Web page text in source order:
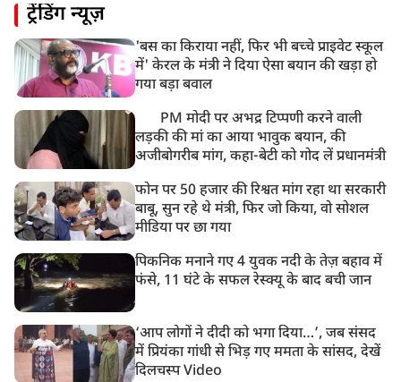
ट्रेंडिंग न्यूज़
'बस का किराया नहीं, फिर भी बच्चे प्राइवेट स्कूल
में' केरल के मंत्री ने दिया ऐसा बयान की खड़ा हो
गया बड़ा बवाल
PM मोदी पर अभद्र टिप्पणी करने वाली
लड़की की मां का आया भावुक बयान, की
अजीबोगरीब मांग, कहा-बेटी को गोद लें प्रधानमंत्री
फोन पर 50 हजार की रिश्वत मांग रहा था सरकारी
बाबू, सुन रहे थे मंत्री, फिर जो किया, वो सोशल
मीडिया पर छा गया
पिकनिक मनाने गए 4 युवक नदी के तेज़ बहाव में
फंसे, 11 घंटे के सफल रेस्क्यू के बाद बची जान
‘आप लोगों ने दीदी को भगा दिया…’, जब संसद
में प्रियंका गांधी से भिड़ गए ममता के सांसद, देखें
दिलचस्प Video